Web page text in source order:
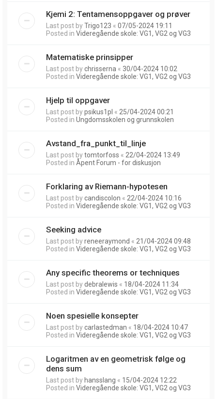
Kjemi 2: Tentamensoppgaver og prøver
Last post byTrigo123 « 07/05-2024 19:11
Posted in Videregående skole: VG1, VG2 og VG3
Matematiske prinsipper
Last post bychrisserna « 30/04-2024 10:02
Posted in Videregående skole: VG1, VG2 og VG3
Hjelp til oppgaver
Last post bypsikus1pl « 25/04-2024 00:21
Posted in Ungdomsskolen og grunnskolen
Avstand_fra_punkt_til_linje
Last post bytomtorfoss « 22/04-2024 13:49
Posted in Åpent Forum - for diskusjon
Forklaring av Riemann-hypotesen
Last post bycandiscolon « 22/04-2024 10:16
Posted in Videregående skole: VG1, VG2 og VG3
Seeking advice
Last post byreneeraymond « 21/04-2024 09:48
Posted in Videregående skole: VG1, VG2 og VG3
Any specific theorems or techniques
Last post bydebralewis « 18/04-2024 11:34
Posted in Videregående skole: VG1, VG2 og VG3
Noen spesielle konsepter
Last post bycarlastedman « 18/04-2024 10:47
Posted in Videregående skole: VG1, VG2 og VG3
Logaritmen av en geometrisk følge og
dens sum
Last post by hansslang « 15/04-2024 12:22
Posted in Videregående skole: VG1, VG2 og VG3